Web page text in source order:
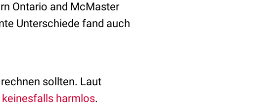
Ontario and McMaster
Unterschiede fand auch
sollten. Laut
harmlos.